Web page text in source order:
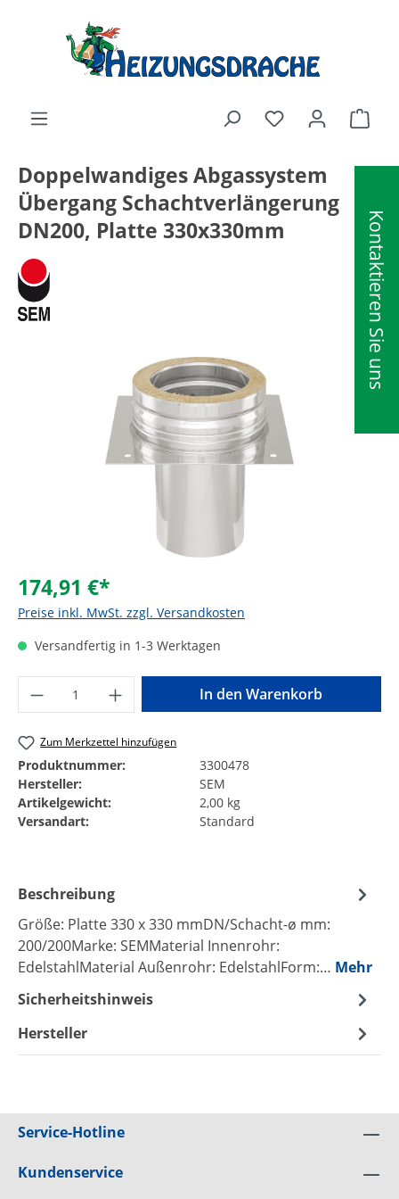
Kontaktieren Sie uns
Doppelwandiges Abgassystem
Übergang Schachtverlängerung
DN200, Platte 330x330mm
Bildergalerie überspringen
174,91 €*
Preise inkl. MwSt. zzgl. Versandkosten
Versandfertig in 1-3 Werktagen
Produkt Anzahl: Gib den gewünschten
In den Warenkorb
Zum Merkzettel hinzufügen
Produktnummer:
3300478
Hersteller:
SEM
Artikelgewicht:
2,00 kg
Versandart:
Standard
Beschreibung
Größe: Platte 330 x 330 mmDN/Schacht-ø mm:
200/200Marke: SEMMaterial Innenrohr:
EdelstahlMaterial Außenrohr: EdelstahlForm:… Mehr
Sicherheitshinweis
Hersteller
Service-Hotline
Kundenservice